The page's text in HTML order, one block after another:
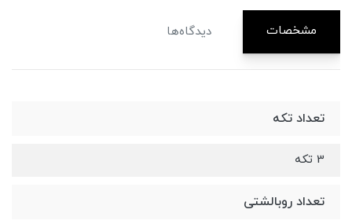
مشخصات دیدگاه‌ها
تعداد تکه
3 تکه
تعداد روبالشتی